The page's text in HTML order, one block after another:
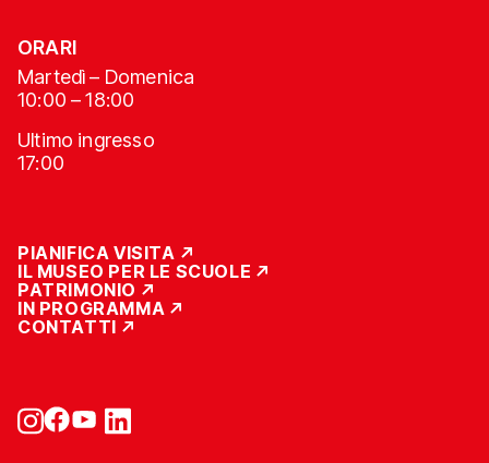
ORARI
Martedì – Domenica
10:00 – 18:00
Ultimo ingresso
17:00
PIANIFICA VISITA
IL MUSEO PER LE SCUOLE
PATRIMONIO
IN PROGRAMMA
CONTATTI